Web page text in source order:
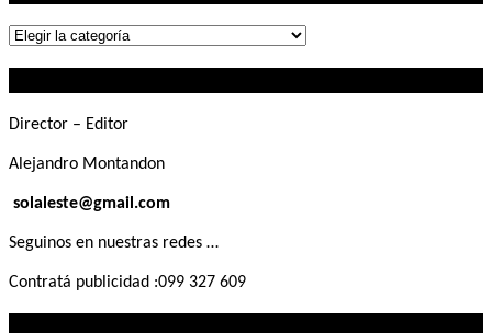
Lo
Director – Editor
Alejandro Montandon
solaleste@gmail.com
Seguinos en nuestras redes …
Contratá publicidad :099 327 609